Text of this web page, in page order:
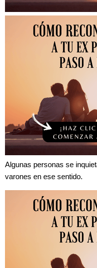
Algunas personas se
varones en ese sentido.